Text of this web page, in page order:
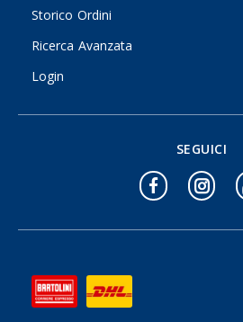
Storico Ordini
Ricerca Avanzata
Login
SEGUICI